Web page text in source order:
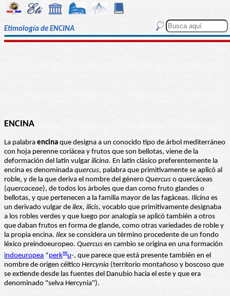
Etimología de ENCINA
ENCINA
La palabra encina que designa a un conocido tipo de árbol mediterráneo
con hoja perenne coriácea y frutos que son bellotas, viene de la
deformación del latín vulgar ilicina. En latín clásico preferentemente la
encina es denominada quercus, palabra que primitivamente se aplicó al
roble, y de la que deriva el nombre del género Quercus o quercáceas
(quercaceae), de todos los árboles que dan como fruto glandes o
bellotas, y que pertenecen a la familia mayor de las fagáceas. Ilicina es
un derivado vulgar de ilex, ilicis, vocablo que primitivamente designaba
a los robles verdes y que luego por analogía se aplicó también a otros
que daban frutos en forma de glande, como otras variedades de roble y
la propia encina. Ilex se considera un término procedente de un fondo
léxico preindoeuropeo. Quercus en cambio se origina en una formación
indoeuropea *perkwu-, que parece que está presente también en el
nombre de origen céltico Hercynia (territorio montañoso y boscoso que
se extiende desde las fuentes del Danubio hacia el este y que era
denominado "selva Hercynia").